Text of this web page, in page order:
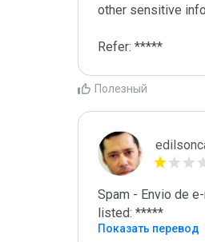
other sensitive
Refer: *****
Полезный
Spam - Envio de
listed: *****
Показать перевод